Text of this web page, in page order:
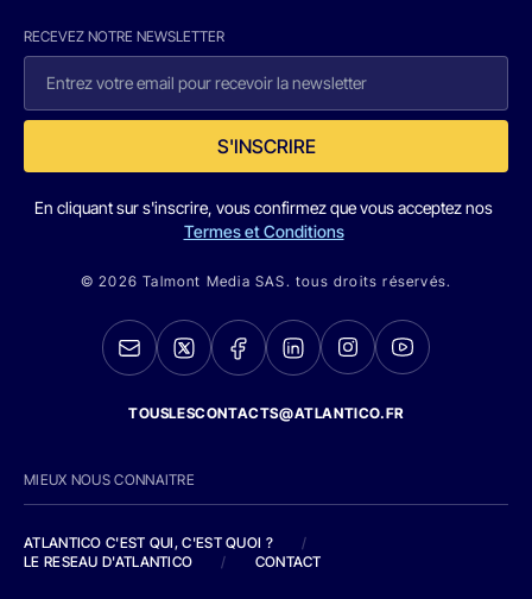
RECEVEZ NOTRE NEWSLETTER
S'INSCRIRE
En cliquant sur s'inscrire, vous confirmez que vous acceptez nos
Termes et Conditions
© 2026 Talmont Media SAS. tous droits réservés.
TOUSLESCONTACTS@ATLANTICO.FR
MIEUX NOUS CONNAITRE
ATLANTICO C'EST QUI, C'EST QUOI ?
/
LE RESEAU D'ATLANTICO
/ CONTACT